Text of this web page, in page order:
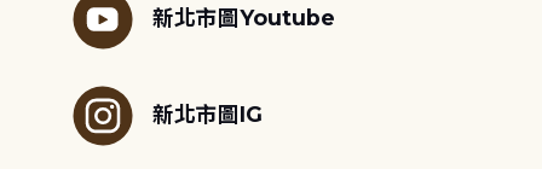
新北市圖Youtube
新北市圖IG